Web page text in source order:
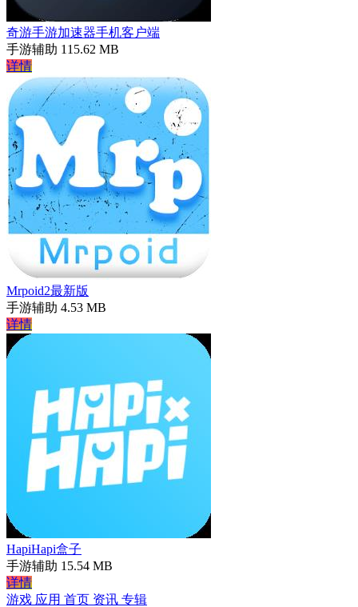
奇游手游加速器手机客户端
手游辅助 115.62 MB
详情
Mrpoid2最新版
手游辅助 4.53 MB
详情
HapiHapi盒子
手游辅助 15.54 MB
详情
游戏 应用 首页 资讯 专辑